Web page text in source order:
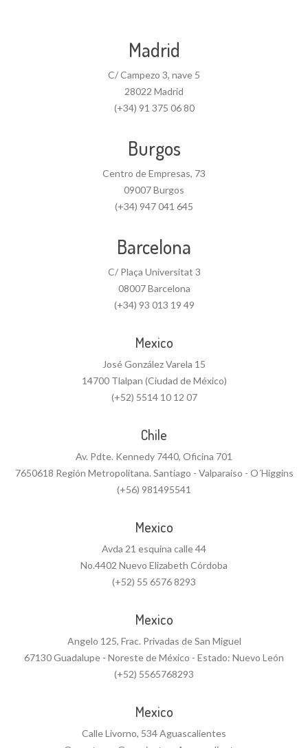
Madrid
C/ Campezo 3, nave 5
28022 Madrid
(+34) 91 375 06 80
Burgos
Centro de Empresas, 73
09007 Burgos
(+34) 947 041 645
Barcelona
C/ Plaça Universitat 3
08007 Barcelona
(+34) 93 013 19 49
Mexico
José González Varela 15
14700 Tlalpan (Ciudad de México)
(+52) 5514 10 12 07
Chile
Av. Pdte. Kennedy 7440, Oficina 701
7650618 Región Metropolitana. Santiago - Valparaiso - O´Higgins
(+56) 981495541
Mexico
Avda 21 esquina calle 44
No.4402 Nuevo Elizabeth Córdoba
(+52) 55 6576 8293
Mexico
Angelo 125, Frac. Privadas de San Miguel
67130 Guadalupe - Noreste de México - Estado: Nuevo León
(+52) 5565768293
Mexico
Calle Livorno, 534 Aguascalientes